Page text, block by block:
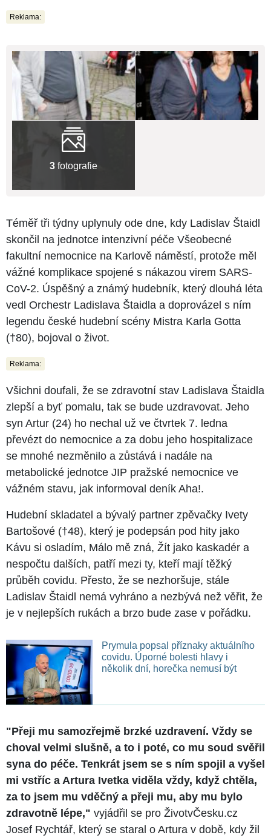
Reklama:
3 fotografie
Téměř tři týdny uplynuly ode dne, kdy Ladislav Štaidl
skončil na jednotce intenzivní péče Všeobecné
fakultní nemocnice na Karlově náměstí, protože měl
vážné komplikace spojené s nákazou virem SARS-
CoV-2. Úspěšný a známý hudebník, který dlouhá léta
vedl Orchestr Ladislava Štaidla a doprovázel s ním
legendu české hudební scény Mistra Karla Gotta
(†80), bojoval o život.
Reklama:
Všichni doufali, že se zdravotní stav Ladislava Štaidla
zlepší a byť pomalu, tak se bude uzdravovat. Jeho
syn Artur (24) ho nechal už ve čtvrtek 7. ledna
převézt do nemocnice a za dobu jeho hospitalizace
se mnohé nezměnilo a zůstává i nadále na
metabolické jednotce JIP pražské nemocnice ve
vážném stavu, jak informoval deník Aha!.
Hudební skladatel a bývalý partner zpěvačky Ivety
Bartošové (†48), který je podepsán pod hity jako
Kávu si osladím, Málo mě zná, Žít jako kaskadér a
nespočtu dalších, patří mezi ty, kteří mají těžký
průběh covidu. Přesto, že se nezhoršuje, stále
Ladislav Štaidl nemá vyhráno a nezbývá než věřit, že
je v nejlepších rukách a brzo bude zase v pořádku.
Prymula popsal příznaky aktuálního
covidu. Úporné bolesti hlavy i
několik dní, horečka nemusí být
"Přeji mu samozřejmě brzké uzdravení. Vždy se
choval velmi slušně, a to i poté, co mu soud svěřil
syna do péče. Tenkrát jsem se s ním spojil a vyšel
mi vstříc a Artura Ivetka viděla vždy, když chtěla,
za to jsem mu vděčný a přeji mu, aby mu bylo
zdravotně lépe," vyjádřil se pro ŽivotvČesku.cz
Josef Rychtář, který se staral o Artura v době, kdy žil